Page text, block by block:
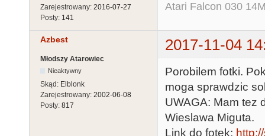
Zarejestrowany: 2016-07-27
Posty: 141
Atari Falcon 030
Azbest 2017-11-04
Młodszy Atarowiec
Nieaktywny
Skąd: Elblonk
Zarejestrowany: 2002-06-08
Posty: 817
Porobilem fotki.
moga sprawdzic
UWAGA: Mam tez
Wieslawa Miguta.
Link do fotek: